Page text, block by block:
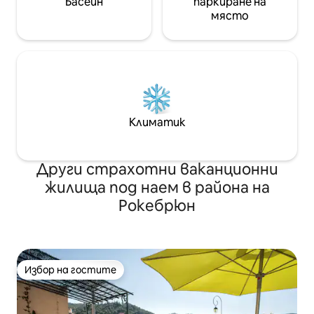
място
Климатик
Други страхотни ваканционни
жилища под наем в района на
Рокебрюн
Избор на гостите
Избор на гостите